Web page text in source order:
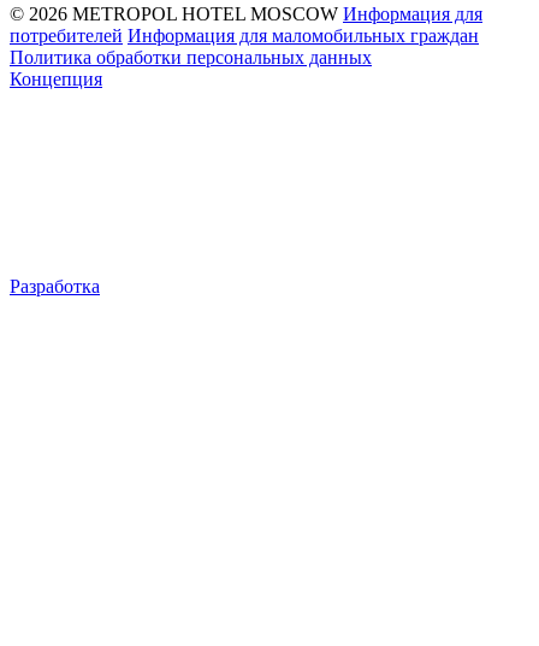
© 2026 METROPOL HOTEL MOSCOW Информация для
потребителей Информация для маломобильных граждан
Политика обработки персональных данных
Концепция
Разработка